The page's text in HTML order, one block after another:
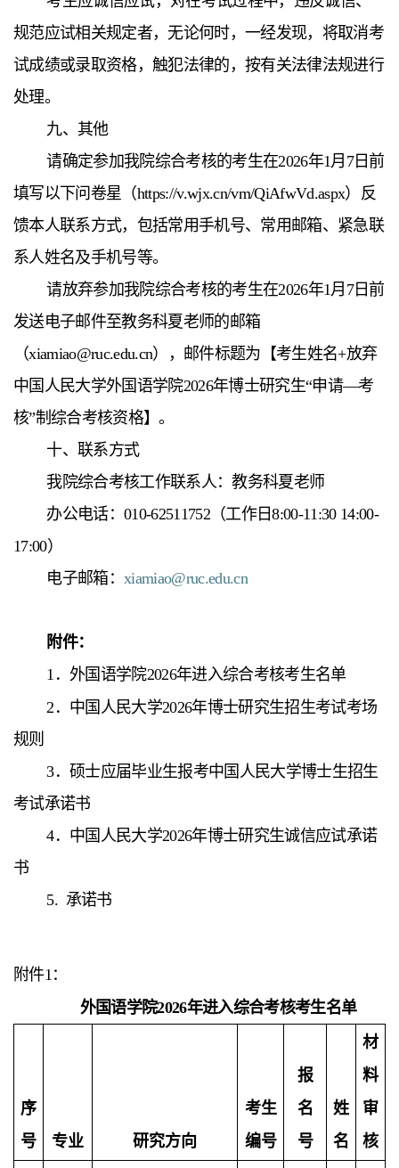
规范应试相关规定者，无论何时，一经发现，将取消考
试成绩或录取资格，触犯法律的，按有关法律法规进行
处理。
九、其他
请确定参加我院综合考核的考生在2026年1月7日前
填写以下问卷星（https://v.wjx.cn/vm/QiAfwVd.aspx）反
馈本人联系方式，包括常用手机号、常用邮箱、紧急联
系人姓名及手机号等。
请放弃参加我院综合考核的考生在2026年1月7日前
发送电子邮件至教务科夏老师的邮箱
（xiamiao@ruc.edu.cn），邮件标题为【考生姓名+放弃
中国人民大学外国语学院2026年博士研究生“申请—考
核”制综合考核资格】。
十、联系方式
我院综合考核工作联系人：教务科夏老师
办公电话：010-62511752（工作日8:00-11:30 14:00-
17:00）
电子邮箱： xiamiao@ruc.edu.cn
附件：
1．外国语学院2026年进入综合考核考生名单
2．中国人民大学2026年博士研究生招生考试考场
规则
3．硕士应届毕业生报考中国人民大学博士生招生
考试承诺书
4．中国人民大学2026年博士研究生诚信应试承诺
书
5. 承诺书
附件1：
外国语学院2026年进入综合考核考生名单
序
号
专业 研究方向
考生
编号
报
名
号
姓
名
材
料
审
核